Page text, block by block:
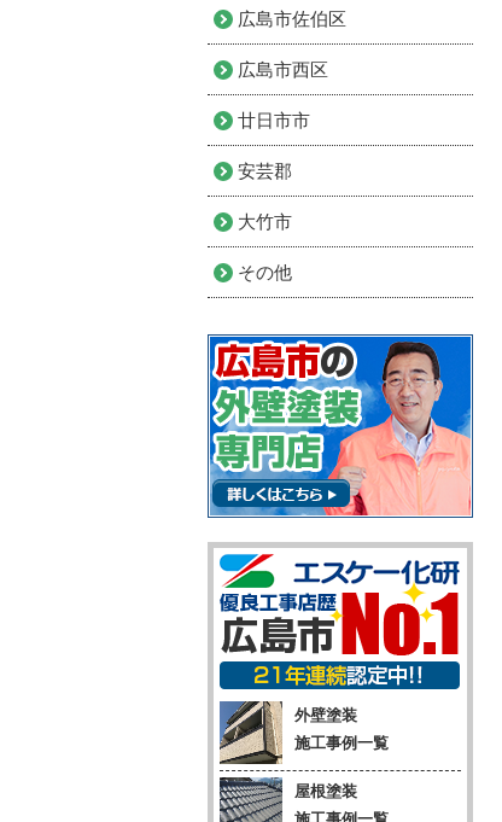
広島市佐伯区
広島市西区
廿日市市
安芸郡
大竹市
その他
外壁塗装
施工事例一覧
屋根塗装